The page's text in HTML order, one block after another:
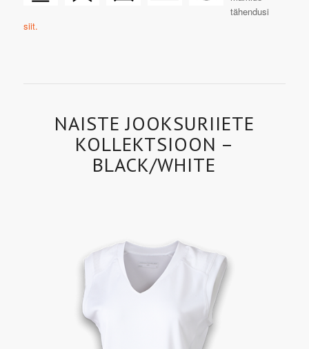
tähendusi
siit.
NAISTE JOOKSURIIETE
KOLLEKTSIOON –
BLACK/WHITE